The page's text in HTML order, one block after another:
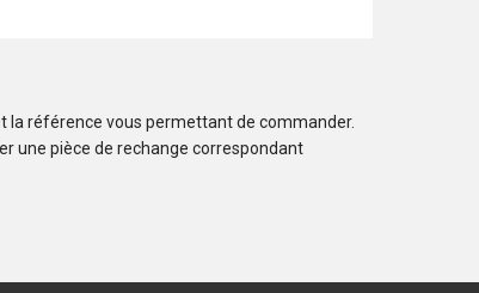
la référence vous permettant de commander.
une pièce de rechange correspondant